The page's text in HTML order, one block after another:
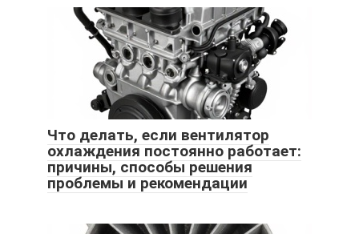
Что делать, если вентилятор
охлаждения постоянно работает:
причины, способы решения
проблемы и рекомендации